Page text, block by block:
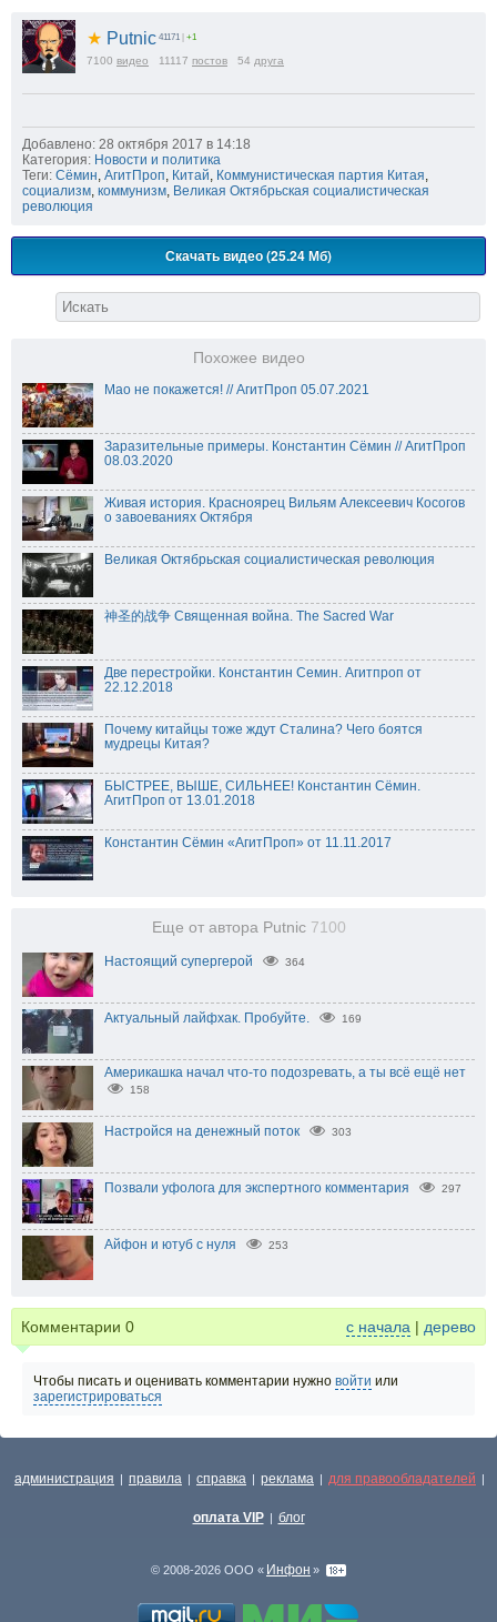
★ Putnic 41171 +1
7100 видео 11117 постов 54 друга
Добавлено: 28 октября 2017 в 14:18
Категория: Новости и политика
Теги: Сёмин, АгитПроп, Китай, Коммунистическая партия Китая,
социализм, коммунизм, Великая Октябрьская социалистическая
революция
Скачать видео (25.24 Мб)
Похожее видео
Мао не покажется! // АгитПроп 05.07.2021
Заразительные примеры. Константин Сёмин // АгитПроп
08.03.2020
Живая история. Красноярец Вильям Алексеевич Косогов
о завоеваниях Октября
Великая Октябрьская социалистическая революция
神圣的战争 Священная война. The Sacred War
Две перестройки. Константин Семин. Агитпроп от
22.12.2018
Почему китайцы тоже ждут Сталина? Чего боятся
мудрецы Китая?
БЫСТРЕЕ, ВЫШЕ, СИЛЬНЕЕ! Константин Сёмин.
АгитПроп от 13.01.2018
Константин Сёмин «АгитПроп» от 11.11.2017
Еще от автора Putnic 7100
Настоящий супергерой 364
Актуальный лайфхак. Пробуйте. 169
Америкашка начал что-то подозревать, а ты всё ещё нет
158
Настройся на денежный поток 303
Позвали уфолога для экспертного комментария 297
Айфон и ютуб с нуля 253
Комментарии 0 с начала | дерево
Чтобы писать и оценивать комментарии нужно войти или
зарегистрироваться
администрация | правила | справка | реклама | для правообладателей |
оплата VIP | блог
© 2008-2026 ООО « Инфон »